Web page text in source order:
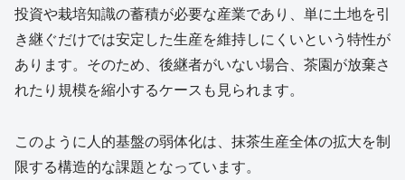
投資や栽培知識の蓄積が必要な産業であり、単に土地を引
き継ぐだけでは安定した生産を維持しにくいという特性が
あります。そのため、後継者がいない場合、茶園が放棄さ
れたり規模を縮小するケースも見られます。
このように人的基盤の弱体化は、抹茶生産全体の拡大を制
限する構造的な課題となっています。